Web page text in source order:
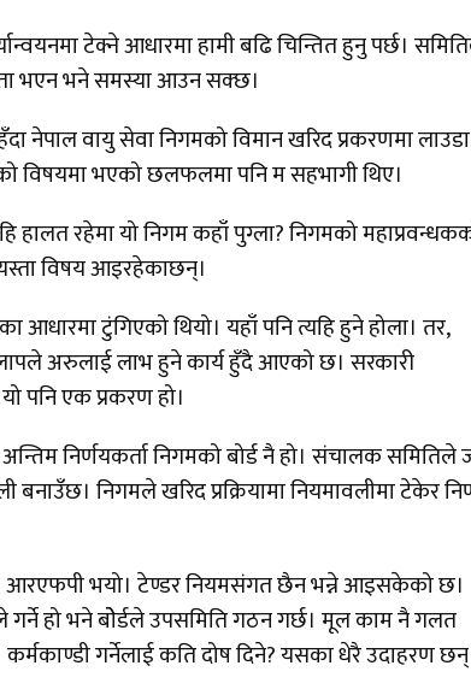
टेक्ने आधारमा हामी बढि चिन्तित हुनु पर्छ।
भएन भने समस्या आउन सक्छ।
वायु सेवा निगमको विमान खरिद प्रकरणमा
विषयमा भएको छलफलमा पनि म सहभागी थिए।
हालत रहेमा यो निगम कहाँ पुग्ला? निगमको
विषय आइरहेकाछन्।
आधारमा टुंगिएको थियो। यहाँ पनि त्यहि हुने होला। तर,
अरुलाई लाभ हुने कार्य हुँदै आएको छ। सरकारी
पनि एक प्रकरण हो।
निर्णयकर्ता निगमको बोर्ड नै हो। संचालक
निगमले खरिद प्रक्रियामा नियमावलीमा टेकेर
आरएफपी भयो। टेण्डर नियमसंगत छैन भन्ने आइसकेको छ।
गर्ने हो भने बोेर्डले उपसमिति गठन गर्छ। मूल काम नै गलत
गर्नेलाई कति दोष दिने? यसका धेरै उदाहरण